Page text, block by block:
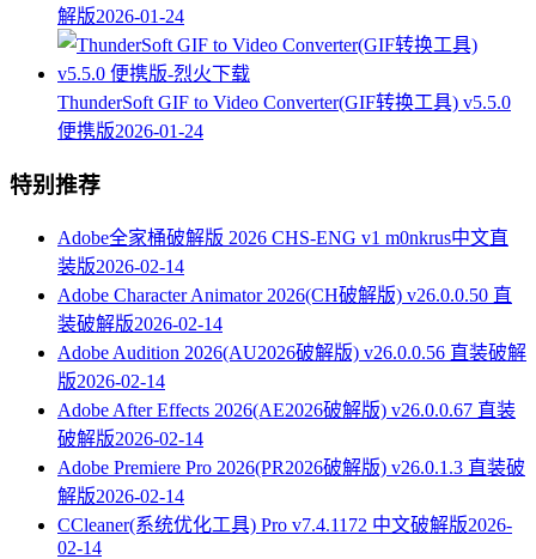
解版2026-01-24
ThunderSoft GIF to Video Converter(GIF转换工具) v5.5.0
便携版2026-01-24
特别推荐
Adobe全家桶破解版 2026 CHS-ENG v1 m0nkrus中文直
装版2026-02-14
Adobe Character Animator 2026(CH破解版) v26.0.0.50 直
装破解版2026-02-14
Adobe Audition 2026(AU2026破解版) v26.0.0.56 直装破解
版2026-02-14
Adobe After Effects 2026(AE2026破解版) v26.0.0.67 直装
破解版2026-02-14
Adobe Premiere Pro 2026(PR2026破解版) v26.0.1.3 直装破
解版2026-02-14
CCleaner(系统优化工具) Pro v7.4.1172 中文破解版2026-
02-14